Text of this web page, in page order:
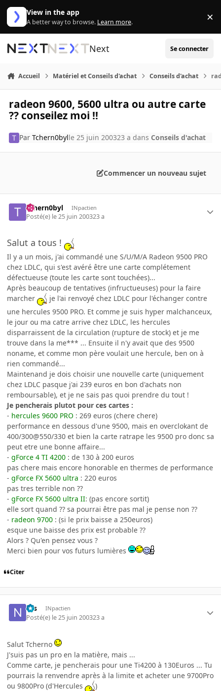
Aller au contenu
View in the app
A better way to browse. Learn more. ×
Next Se connecter
Accueil Matériel et Conseils d'achat Conseils d'achat
radeon 9600, 5600 ultra ou autre carte
?? conseilez moi !!
ParTchern0bylle 25 juin 200323 a dans Conseils d'achat
Commencer un nouveau sujet
Tchern0byl INpactien
Posté(e) le 25 juin 200323 a
Salut a tous !
Il y a un mois, j'ai commandé une S/U/M/A Radeon 9500 PRO
chez LDLC, qui s'est avéré être une carte complétement
défectueuse (toute les carte sont touchées)...
Après beaucoup de tentatives (infructueuses) pour la faire
marcher
je l'ai renvoyé chez LDLC pour l'échanger contre
une hercules 9500 PRO. Et comme je suis hyper malchanceux,
le jour ou ma catre arrive chez LDLC, les hercules
disparraissent de la circulation (rupture de stock) et je me
trouve dans la me*** ... Ensuite il n'y avait que des 9500
noname, et comme mon père voulait une hercule, ben on à
rien commandé...
Maintenand je dois choisir une nouvelle carte (uniquement
chez LDLC pasque j'ai 239 euros en bon d'achats non
remboursable), et je ne sais pas quoi prendre du tout !
Je pencherais plutot pour ces cartes :
- hercules 9600 PRO : 269 euros (chere chere)
performance en dessous d'une 9500, mais en overclokant de
400/300@550/330 et bien la carte ratrape les 9500 pro donc sa
peut etre une bonne affaire...
- gForce 4 TI 4200 : de 130 à 200 euros
pas chere mais encore honorable en thermes de performance
- gForce FX 5600 ultra : 220 euros
pas tres terrible non ??
- gForce FX 5600 ultra II: (pas encore sortit)
elle sort quand ?? sa pourrai être pas mal je pense non ??
- radeon 9700 : (si le prix baisse a 250euros)
esque une baisse des prix est probable ??
Alors ? Qu'en pensez vous ?
Merci bien pour vos futurs lumières
Citer
Nis INpactien
Posté(e) le 25 juin 200323 a
Salut Tcherno
J'suis pas un pro en la matière, mais ...
Comme carte, je pencherais pour une Ti4200 à 130Euros ... Tu
pourrais la renvendre après à la limite et acheter une 9700Pro
ou 9800Pro (d'Hercules
)